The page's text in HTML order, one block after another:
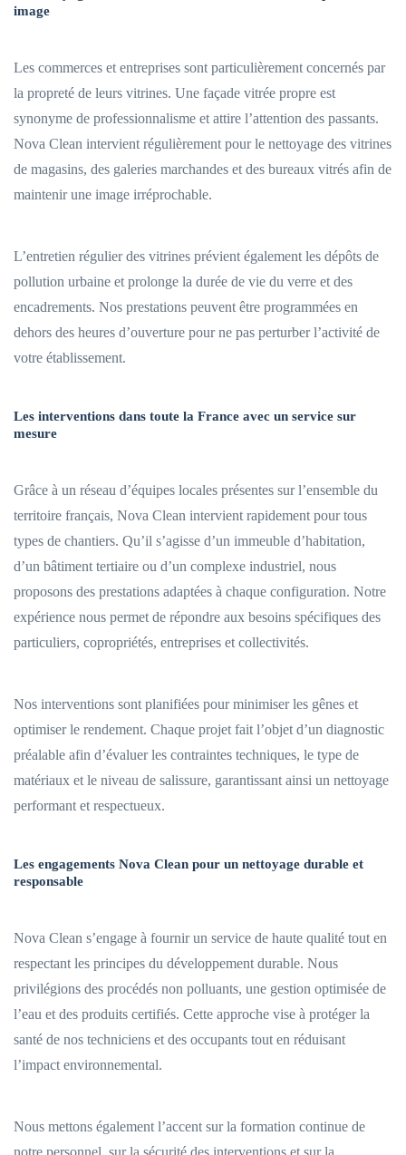
image
Les commerces et entreprises sont particulièrement concernés par
la propreté de leurs vitrines. Une façade vitrée propre est
synonyme de professionnalisme et attire l’attention des passants.
Nova Clean intervient régulièrement pour le nettoyage des vitrines
de magasins, des galeries marchandes et des bureaux vitrés afin de
maintenir une image irréprochable.
L’entretien régulier des vitrines prévient également les dépôts de
pollution urbaine et prolonge la durée de vie du verre et des
encadrements. Nos prestations peuvent être programmées en
dehors des heures d’ouverture pour ne pas perturber l’activité de
votre établissement.
Les interventions dans toute la France avec un service sur
mesure
Grâce à un réseau d’équipes locales présentes sur l’ensemble du
territoire français, Nova Clean intervient rapidement pour tous
types de chantiers. Qu’il s’agisse d’un immeuble d’habitation,
d’un bâtiment tertiaire ou d’un complexe industriel, nous
proposons des prestations adaptées à chaque configuration. Notre
expérience nous permet de répondre aux besoins spécifiques des
particuliers, copropriétés, entreprises et collectivités.
Nos interventions sont planifiées pour minimiser les gênes et
optimiser le rendement. Chaque projet fait l’objet d’un diagnostic
préalable afin d’évaluer les contraintes techniques, le type de
matériaux et le niveau de salissure, garantissant ainsi un nettoyage
performant et respectueux.
Les engagements Nova Clean pour un nettoyage durable et
responsable
Nova Clean s’engage à fournir un service de haute qualité tout en
respectant les principes du développement durable. Nous
privilégions des procédés non polluants, une gestion optimisée de
l’eau et des produits certifiés. Cette approche vise à protéger la
santé de nos techniciens et des occupants tout en réduisant
l’impact environnemental.
Nous mettons également l’accent sur la formation continue de